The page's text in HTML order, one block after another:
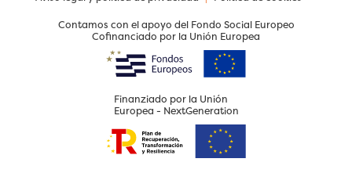
Contamos con el apoyo del Fondo Social Europeo
Cofinanciado por la Unión Europea
Finanziado por la Unión
Europea - NextGeneration